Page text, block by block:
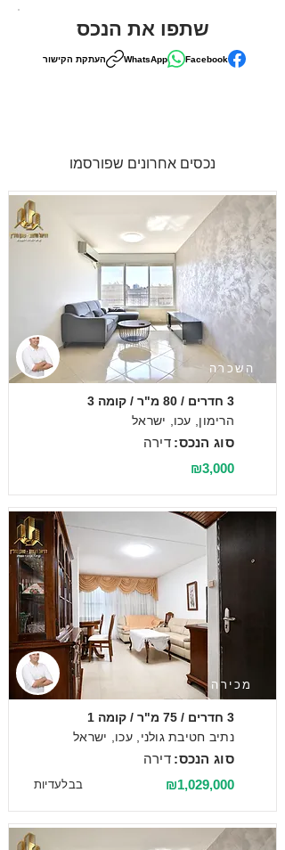
שתפו את הנכס
Facebook
WhatsApp העתקת הקישור
נכסים אחרונים שפורסמו
השכרה
3 חדרים / 80 מ"ר / קומה 3
הרימון, עכו, ישראל
דירה סוג הנכס:
₪3,000
מכירה
3 חדרים / 75 מ"ר / קומה 1
נתיב חטיבת גולני, עכו, ישראל
דירה סוג הנכס:
בבלעדיות ₪1,029,000